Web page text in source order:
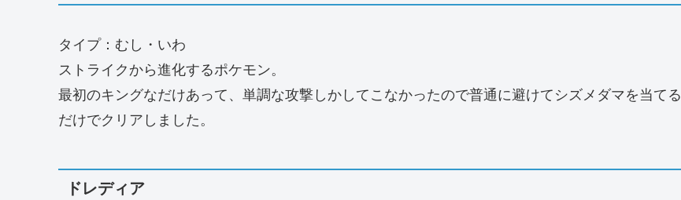
タイプ：むし・いわ
ストライクから進化するポケモン。
最初のキングなだけあって、単調な攻撃しかしてこなかったので普通に避けてシズメダマを当てる
だけでクリアしました。
ドレディア